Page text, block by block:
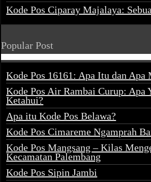
Kode Pos Ciparay Majalaya:
Popular Post
Kode Pos 16161: Apa Itu dan Apa
Kode Pos Air Rambai Curup: Apa
Ketahui?
Apa itu Kode Pos Belawa?
Kode Pos Cimareme Ngamprah
Kode Pos Mangsang – Kilas
Kecamatan Palembang
Kode Pos Sipin Jambi